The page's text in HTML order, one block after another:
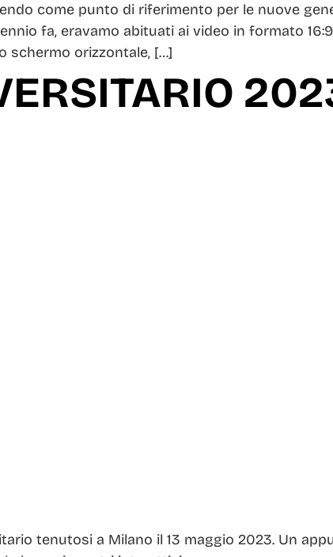
come punto di riferimento per le nuove
fa, eravamo abituati ai video in formato
schermo orizzontale, […]
tenutosi a Milano il 13 maggio 2023. Un